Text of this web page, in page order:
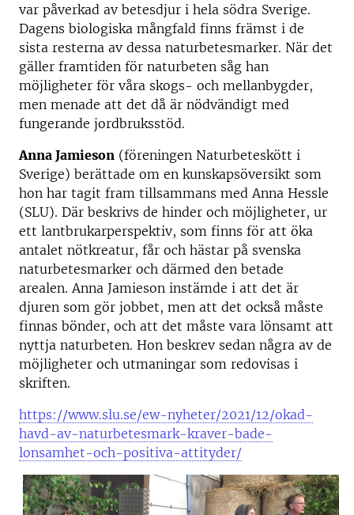
var påverkad av betesdjur i hela södra Sverige.
Dagens biologiska mångfald finns främst i de
sista resterna av dessa naturbetesmarker. När det
gäller framtiden för naturbeten såg han
möjligheter för våra skogs- och mellanbygder,
men menade att det då är nödvändigt med
fungerande jordbruksstöd.
Anna Jamieson (föreningen Naturbeteskött i
Sverige) berättade om en kunskapsöversikt som
hon har tagit fram tillsammans med Anna Hessle
(SLU). Där beskrivs de hinder och möjligheter, ur
ett lantbrukarperspektiv, som finns för att öka
antalet nötkreatur, får och hästar på svenska
naturbetesmarker och därmed den betade
arealen. Anna Jamieson instämde i att det är
djuren som gör jobbet, men att det också måste
finnas bönder, och att det måste vara lönsamt att
nyttja naturbeten. Hon beskrev sedan några av de
möjligheter och utmaningar som redovisas i
skriften.
https://www.slu.se/ew-nyheter/2021/12/okad-
havd-av-naturbetesmark-kraver-bade-
lonsamhet-och-positiva-attityder/